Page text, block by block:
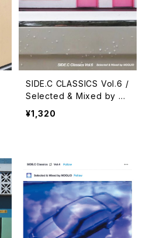
SIDE.C CLASSICS Vol.6 /
Selected & Mixed by N
OOLIO
¥1,320